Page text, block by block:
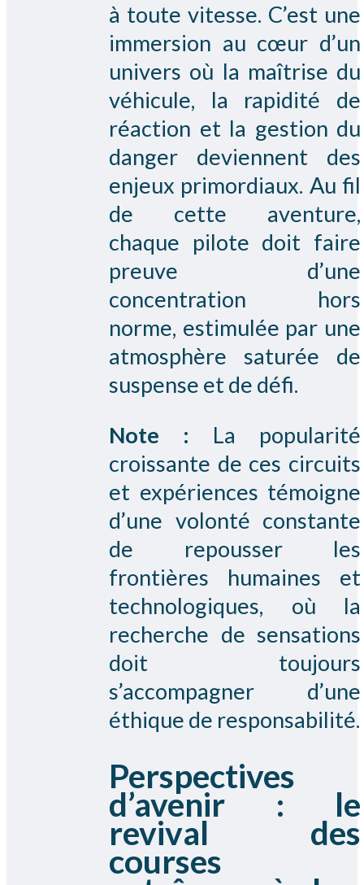
à toute vitesse. C’est une
immersion au cœur d’un
univers où la maîtrise du
véhicule, la rapidité de
réaction et la gestion du
danger deviennent des
enjeux primordiaux. Au fil
de cette aventure,
chaque pilote doit faire
preuve d’une
concentration hors
norme, estimulée par une
atmosphère saturée de
suspense et de défi.
Note : La popularité
croissante de ces circuits
et expériences témoigne
d’une volonté constante
de repousser les
frontières humaines et
technologiques, où la
recherche de sensations
doit toujours
s’accompagner d’une
éthique de responsabilité.
Perspectives
d’avenir : le
revival des
courses